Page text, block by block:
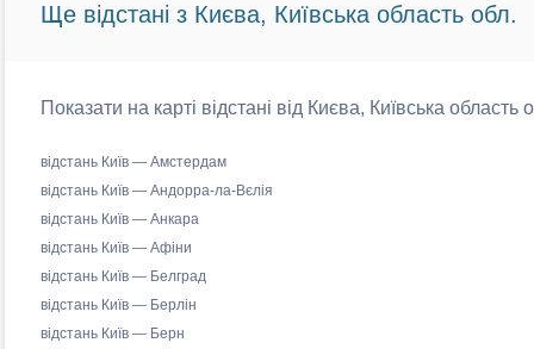
Ще відстані з Києва, Київська область обл.
Показати на карті відстані від Києва, Київська
відстань Київ — Амстердам
відстань Київ — Андорра-ла-Вєлія
відстань Київ — Анкара
відстань Київ — Афіни
відстань Київ — Белград
відстань Київ — Берлін
відстань Київ — Берн